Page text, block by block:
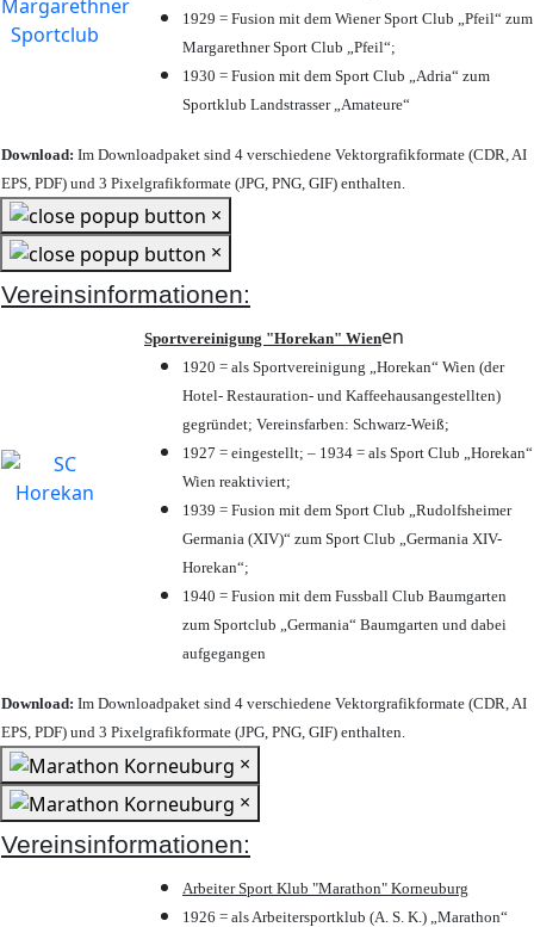
1929 = Fusion mit dem Wiener Sport Club „Pfeil“ zum
Margarethner Sport Club „Pfeil“;
1930 = Fusion mit dem Sport Club „Adria“ zum
Sportklub Landstrasser „Amateure“
Download: Im Downloadpaket sind 4 verschiedene Vektorgrafikformate (CDR, AI
EPS, PDF) und 3 Pixelgrafikformate (JPG, PNG, GIF) enthalten.
×
×
Vereinsinformationen:
Sportvereinigung "Horekan" Wienen
1920 = als Sportvereinigung „Horekan“ Wien (der
Hotel- Restauration- und Kaffeehausangestellten)
gegründet; Vereinsfarben: Schwarz-Weiß;
1927 = eingestellt; – 1934 = als Sport Club „Horekan“
Wien reaktiviert;
1939 = Fusion mit dem Sport Club „Rudolfsheimer
Germania (XIV)“ zum Sport Club „Germania XIV-
Horekan“;
1940 = Fusion mit dem Fussball Club Baumgarten
zum Sportclub „Germania“ Baumgarten und dabei
aufgegangen
Download: Im Downloadpaket sind 4 verschiedene Vektorgrafikformate (CDR, AI
EPS, PDF) und 3 Pixelgrafikformate (JPG, PNG, GIF) enthalten.
×
×
Vereinsinformationen:
Arbeiter Sport Klub "Marathon" Korneuburg
1926 = als Arbeitersportklub (A. S. K.) „Marathon“